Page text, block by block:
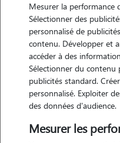
? visites à domicile pendant
pour m'occuper de votre
cela inclut : • nourrissage et
hygiénique (si nécessaire) •
accidents • moments de jeu,
et de photos pour vous
aux besoins spécifiques de
suis aussi disponible pour
Mesurer la performance
Sélectionner des
personnalisé de
contenu. Développer et
accéder à des
Sélectionner du contenu
publicités standard.
personnalisé. Exploiter
des données d'audience.
Mesurer les